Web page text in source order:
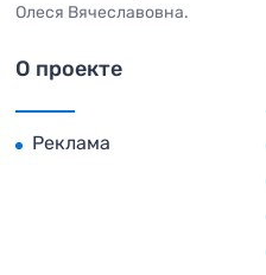
Олеся Вячеславовна.
О проекте
Реклама